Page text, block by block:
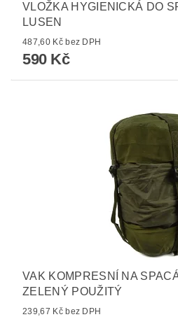
VLOŽKA HYGIENICKÁ DO
LUSEN
487,60 Kč bez DPH
590 Kč
VAK KOMPRESNÍ NA
ZELENÝ POUŽITÝ
239,67 Kč bez DPH